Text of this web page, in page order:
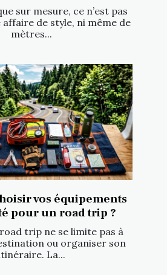
sur mesure, ce n’est pas
affaire de style, ni même de
mètres...
vos équipements
pour un road trip ?
trip ne se limite pas à
ou organiser son
La...